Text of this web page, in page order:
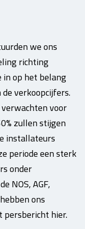
we ons
richting
in op het belang
verkoopcijfers.
voor
zullen stijgen
installateurs
periode een sterk
onder
NOS, AGF,
ons
persbericht hier.